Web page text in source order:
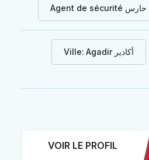
Agent de sécurité حارس
Ville: Agadir أكادير
VOIR LE PROFIL